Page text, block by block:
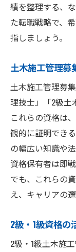
績を整理する、
た転職戦略で、
指しましょう。
土木施工管理募
土木施工管理募
理技士」「2級土
これらの資格は
観的に証明でき
の幅広い知識や
資格保有者は即
でも、これらの
え、キャリアの
2級・1級資格の
2級・1級土木施